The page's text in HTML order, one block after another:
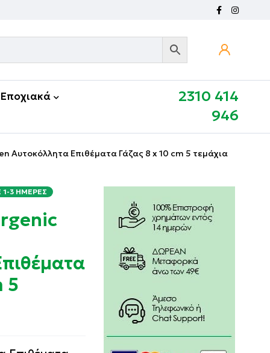
Εποχιακά
2310 414
946
Αυτοκόλλητα Επιθέματα Γάζας 8 x 10 cm 5 τεμάχια
3 ΗΜΈΡΕΣ
5